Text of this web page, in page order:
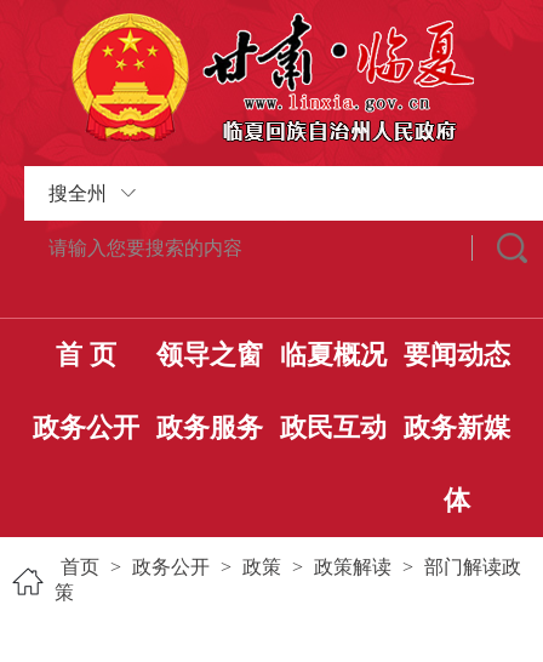
搜全州
首 页 领导之窗 临夏概况 要闻动态
政务公开 政务服务 政民互动 政务新媒
体
首页 > 政务公开 > 政策 > 政策解读 > 部门解读政
策